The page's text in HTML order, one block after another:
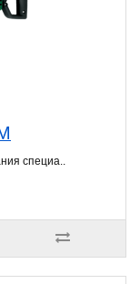
специа..